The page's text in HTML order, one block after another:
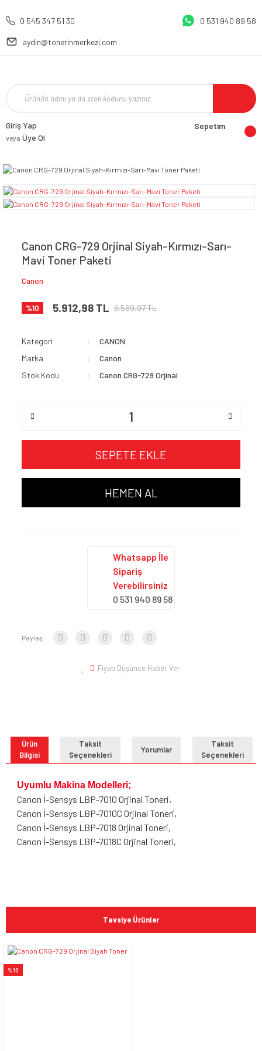
0 545 347 51 30 0 531 940 89 58
aydin@tonerinmerkezi.com
Giriş Yap
veya Üye Ol
Sepetim
Canon CRG-729 Orjinal Siyah-Kırmızı-Sarı-
Mavi Toner Paketi
Canon
%10 5.912,98 TL 6.569,97 TL
Kategori
CANON
Marka
Canon
Stok Kodu
Canon CRG-729 Orjinal
SEPETE EKLE
HEMEN AL
Whatsapp İle
Sipariş
Verebilirsiniz
0 531 940 89 58
Paylaş:
Fiyatı Düşünce Haber Ver
Ürün
Bilgisi
Taksit
Seçenekleri
Yorumlar
Taksit
Seçenekleri
Uyumlu Makina Modelleri;
Canon İ-Sensys LBP-7010 Orjinal Toneri,
Canon İ-Sensys LBP-7010C Orjinal Toneri,
Canon İ-Sensys LBP-7018 Orjinal Toneri,
Canon İ-Sensys LBP-7018C Orjinal Toneri,
Bu ürüne ilk yorumu siz yapın!
Yorum Yaz
konularda yetersiz gördüğünüz noktaları öneri formunu
kullanarak tarafımıza iletebilirsiniz.
Tavsiye Ürünler
%10